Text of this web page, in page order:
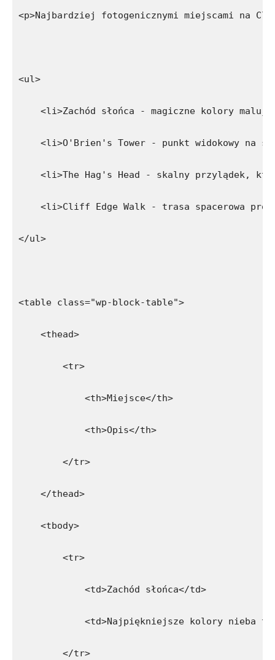
<p>Najbardziej fotogenicznymi miejscami na
<ul>
<li>Zachód słońca - magiczne kolory
<li>O'Brien's Tower - punkt widokowy na
<li>The Hag's Head - skalny przylądek,
<li>Cliff Edge Walk - trasa spacerowa
</ul>
<table class="wp-block-table">
    <thead>
        <tr>
            <th>Miejsce</th>
            <th>Opis</th>
        </tr>
    </thead>
    <tbody>
        <tr>
            <td>Zachód słońca</td>
<td>Najpiękniejsze kolory nieba
        </tr>